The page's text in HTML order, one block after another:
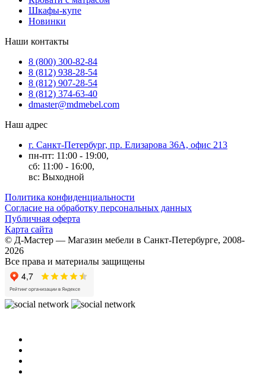
Шкафы-купе
Новинки
Наши контакты
8 (800) 300-82-84
8 (812) 938-28-54
8 (812) 907-28-54
8 (812) 374-63-40
dmaster@mdmebel.com
Наш адрес
г. Санкт-Петербург, пр. Елизарова 36А, офис 213
пн-пт: 11:00 - 19:00,
сб: 11:00 - 16:00,
вс: Выходной
Политика конфиденциальности
Согласие на обработку персональных данных
Публичная оферта
Карта сайта
© Д-Мастер — Магазин мебели в Санкт-Петербурге, 2008-
2026
Все права и материалы защищены